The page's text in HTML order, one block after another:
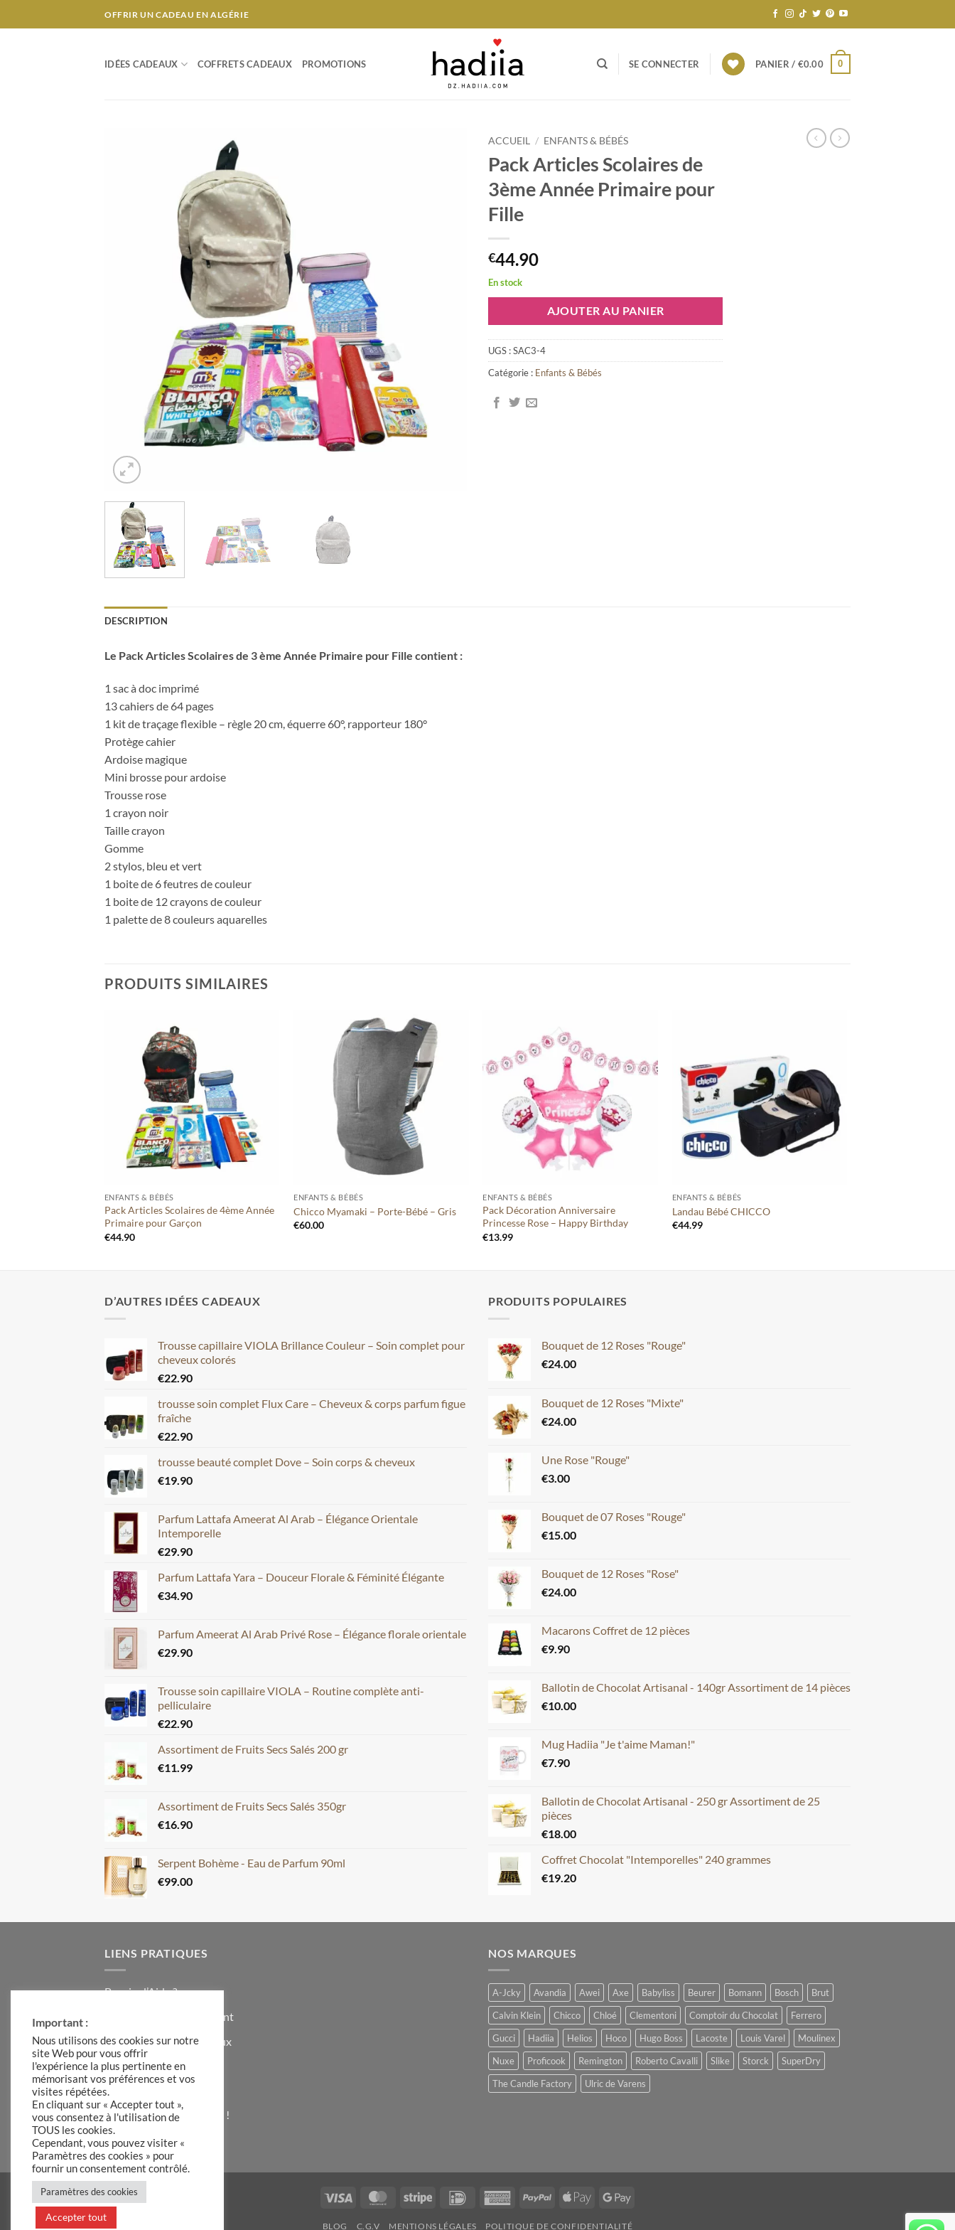
au
OFFRIR UN CADEAU EN ALGÉRIE
IDÉES CADEAUX COFFRETS CADEAUX PROMOTIONS SE CONNECTER PANIER / €0.00 0
ACCUEIL / ENFANTS & BÉBÉS
Pack Articles Scolaires de
3ème Année Primaire pour
Fille
€44.90
En stock
AJOUTER AU PANIER
UGS :SAC3-4
Catégorie : Enfants & Bébés
DESCRIPTION
Le Pack Articles Scolaires de 3 ème Année Primaire pour Fille contient :
1 sac à doc imprimé
13 cahiers de 64 pages
1 kit de traçage flexible – règle 20 cm, équerre 60°, rapporteur 180°
Protège cahier
Ardoise magique
Mini brosse pour ardoise
Trousse rose
1 crayon noir
Taille crayon
Gomme
2 stylos, bleu et vert
1 boite de 6 feutres de couleur
1 boite de 12 crayons de couleur
1 palette de 8 couleurs aquarelles
PRODUITS SIMILAIRES
ENFANTS & BÉBÉS
Pack Articles Scolaires de 4ème Année
Primaire pour Garçon
€44.90
Ajouter
à votre
ENFANTS & BÉBÉS
Chicco Myamaki – Porte-Bébé – Gris
€60.00
à votre
liste
ENFANTS & BÉBÉS
Pack Décoration Anniversaire
Princesse Rose – Happy Birthday
€13.99
liste
ENFANTS & BÉBÉS
Landau Bébé CHICCO
€44.99
D’AUTRES IDÉES CADEAUX
Trousse capillaire VIOLA Brillance Couleur – Soin complet pour
cheveux colorés
€22.90
trousse soin complet Flux Care – Cheveux & corps parfum figue
fraîche
€22.90
trousse beauté complet Dove – Soin corps & cheveux
€19.90
Parfum Lattafa Ameerat Al Arab – Élégance Orientale
Intemporelle
€29.90
Parfum Lattafa Yara – Douceur Florale & Féminité Élégante
€34.90
Parfum Ameerat Al Arab Privé Rose – Élégance florale orientale
€29.90
Trousse soin capillaire VIOLA – Routine complète anti-
pelliculaire
€22.90
Assortiment de Fruits Secs Salés 200 gr
€11.99
Assortiment de Fruits Secs Salés 350gr
€16.90
Serpent Bohème - Eau de Parfum 90ml
€99.00
PRODUITS POPULAIRES
Bouquet de 12 Roses "Rouge"
€24.00
Bouquet de 12 Roses "Mixte"
€24.00
Une Rose "Rouge"
€3.00
Bouquet de 07 Roses "Rouge"
€15.00
Bouquet de 12 Roses "Rose"
€24.00
Macarons Coffret de 12 pièces
€9.90
Ballotin de Chocolat Artisanal - 140gr Assortiment de 14 pièces
€10.00
Mug Hadiia "Je t'aime Maman!"
€7.90
Ballotin de Chocolat Artisanal - 250 gr Assortiment de 25
pièces
€18.00
Coffret Chocolat "Intemporelles" 240 grammes
€19.20
LIENS PRATIQUES
Besoin d’Aide ?
Contacter le Service Client
Formulaire Idées Cadeaux
Témoignages Clients
Code de Réduction
S’inscrire à la Newsletter !
A Propos de Hadiia
NOS MARQUES
A-Jcky Avandia Awei Axe Babyliss Beurer Bomann Bosch
Brut
Calvin Klein
Chicco Chloé Clementoni Comptoir du Chocolat
Ferrero
Gucci
Hadiia Helios Hoco Hugo Boss Lacoste Louis Varel
Moulinex
Nuxe
Proficook Remington Roberto Cavalli Slike Storck
SuperDry
The Candle Factory
Ulric de Varens
Visa MasterCardStripe IDeal
AmericanPayPal
Apple
Google
BLOG C.G.V MENTIONS LÉGALES POLITIQUE DE CONFIDENTIALITÉ
Important :
Nous utilisons des cookies sur notre
site Web pour vous offrir
l'expérience la plus pertinente en
mémorisant vos préférences et vos
visites répétées.
En cliquant sur « Accepter tout »,
vous consentez à l'utilisation de
TOUS les cookies.
Cependant, vous pouvez visiter «
Paramètres des cookies » pour
fournir un consentement contrôlé.
Paramètres des cookies
Accepter tout